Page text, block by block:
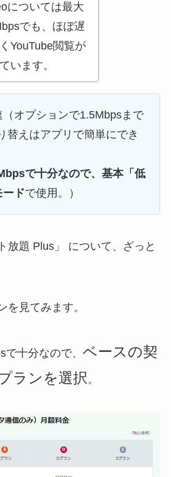
については最大
でも、 ほぼ遅
YouTube閲覧が
います。
（オプションで1.5Mbpsまで
替えはアプリで簡単にでき
で十分なので、基本「低
ードで使用。）
放題 Plus」 について、ざっと
を見てみます。
十分なので、 ベースの契
ランを選択。